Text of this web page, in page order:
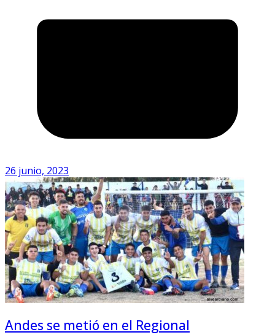
26 junio, 2023
Andes se metió en el Regional